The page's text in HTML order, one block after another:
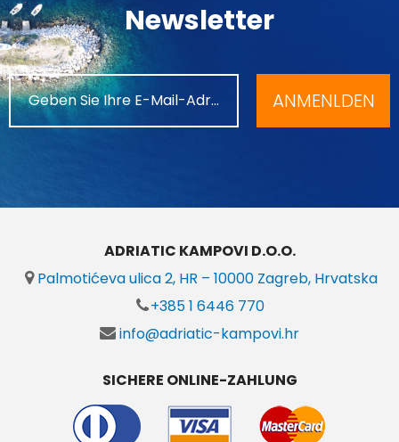
Newsletter
ANMENLDEN
ADRIATIC KAMPOVI D.O.O.
Palmotićeva ulica 2, HR – 10000 Zagreb, Hrvatska
+385 1 6446 770
info@adriatic-kampovi.hr
SICHERE ONLINE-ZAHLUNG